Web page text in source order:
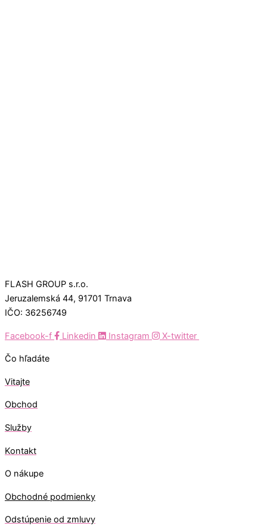
FLASH GROUP s.r.o.
Jeruzalemská 44, 91701 Trnava
IČO: 36256749
Facebook-f Linkedin Instagram X-twitter
Čo hľadáte
Vitajte
Obchod
Služby
Kontakt
O nákupe
Obchodné podmienky
Odstúpenie od zmluvy